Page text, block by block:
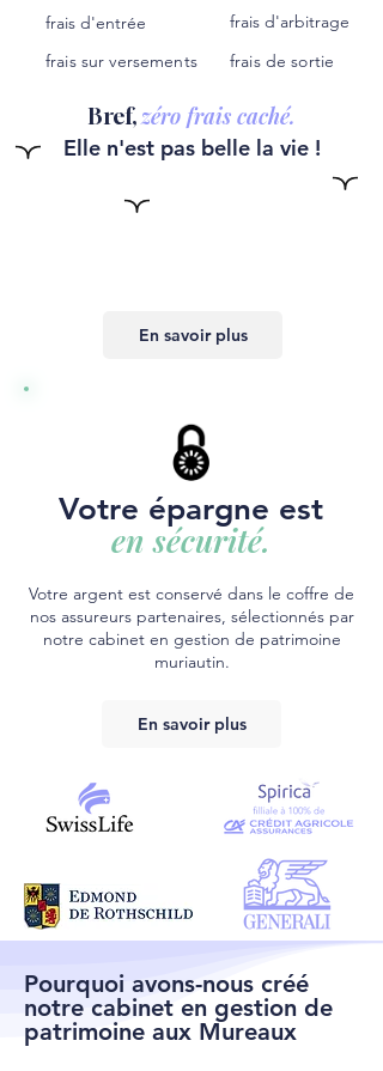
frais d'entrée
frais sur versements
frais d'arbitrage
frais de sortie
Bref,zéro frais caché.
Elle n'est pas belle la vie !
En savoir plus
Votre épargne est
en sécurité.
Votre argent est conservé dans le coffre de
nos assureurs partenaires, sélectionnés par
notre cabinet en gestion de patrimoine
muriautin.
En savoir plus
Pourquoi avons-nous créé
notre cabinet en gestion de
patrimoine aux Mureaux